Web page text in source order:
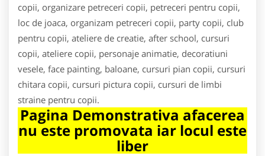
copii, organizare petreceri copii, petreceri pentru copii,
loc de joaca, organizam petreceri copii, party copii, club
pentru copii, ateliere de creatie, after school, cursuri
copii, ateliere copii, personaje animatie, decoratiuni
vesele, face painting, baloane, cursuri pian copii, cursuri
chitara copii, cursuri pictura copii, cursuri de limbi
straine pentru copii.
Pagina Demonstrativa afacerea
nu este promovata iar locul este
liber